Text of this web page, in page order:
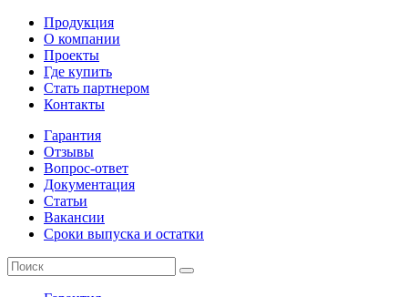
Продукция
О компании
Проекты
Где купить
Стать партнером
Контакты
Гарантия
Отзывы
Вопрос-ответ
Документация
Статьи
Вакансии
Сроки выпуска и остатки